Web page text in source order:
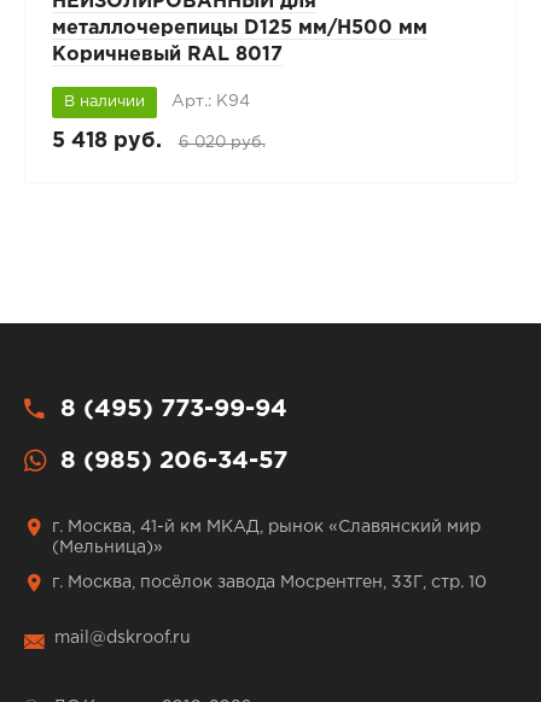
металлочерепицы D125 мм/H500 мм
Коричневый RAL 8017
В наличии Арт.: К94
5 418 руб. 6 020 руб.
8 (495) 773-99-94
8 (985) 206-34-57
г. Москва, 41-й км МКАД, рынок «Славянский мир
(Мельница)»
г. Москва, посёлок завода Мосрентген, 33Г, стр. 10
mail@dskroof.ru